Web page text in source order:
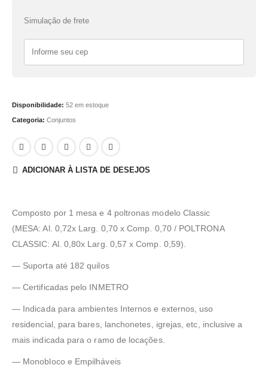
Simulação de frete
Disponibilidade: 52 em estoque
Categoria: Conjuntos
ADICIONAR À LISTA DE DESEJOS
Composto por 1 mesa e 4 poltronas modelo Classic
(MESA: Al. 0,72x Larg. 0,70 x Comp. 0,70 / POLTRONA
CLASSIC: Al. 0,80x Larg. 0,57 x Comp. 0,59).
— Suporta até 182 quilos
— Certificadas pelo INMETRO
— Indicada para ambientes Internos e externos, uso
residencial, para bares, lanchonetes, igrejas, etc, inclusive a
mais indicada para o ramo de locações.
— Monobloco e Empilháveis